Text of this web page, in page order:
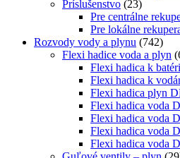
Príslušenstvo (23)
Pre centrálne
Pre lokálne
Rozvody vody a plynu (742)
Flexi hadice voda a plyn
Flexi hadica k
Flexi hadica k
Flexi hadica plyn
Flexi hadica voda
Flexi hadica voda
Flexi hadica voda
Flexi hadica voda